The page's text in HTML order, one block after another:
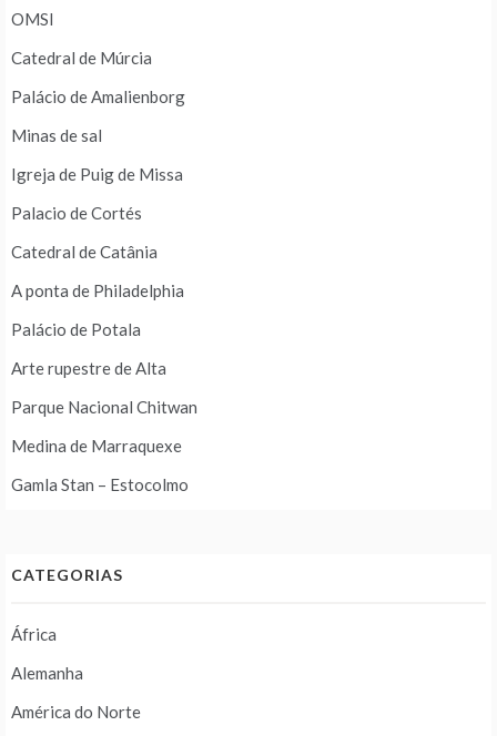
OMSI
Catedral de Múrcia
Palácio de Amalienborg
Minas de sal
Igreja de Puig de Missa
Palacio de Cortés
Catedral de Catânia
A ponta de Philadelphia
Palácio de Potala
Arte rupestre de Alta
Parque Nacional Chitwan
Medina de Marraquexe
Gamla Stan – Estocolmo
CATEGORIAS
África
Alemanha
América do Norte